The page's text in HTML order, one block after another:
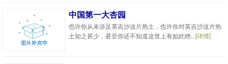
中国第一大杏园
也许你从未涉足英吉沙这片热土，也许你对英吉沙这片热
土知之甚少，甚至你还不知道这世上有如此绝...[详情]